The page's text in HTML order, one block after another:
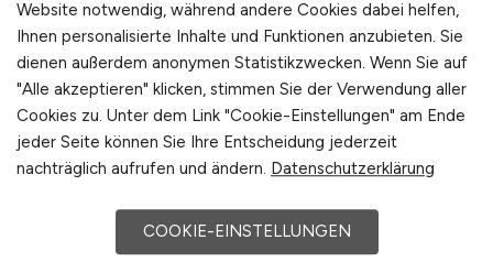
Fachplaner Medizin- und
Labortechnik(m/w/d)
Website notwendig, während andere Cookies dabei helfen,
Ihnen personalisierte Inhalte und Funktionen anzubieten. Sie
dienen außerdem anonymen Statistikzwecken. Wenn Sie auf
"Alle akzeptieren" klicken, stimmen Sie der Verwendung aller
Cookies zu. Unter dem Link "Cookie-Einstellungen" am Ende
jeder Seite können Sie Ihre Entscheidung jederzeit
nachträglich aufrufen und ändern. Datenschutzerklärung
COOKIE-EINSTELLUNGEN